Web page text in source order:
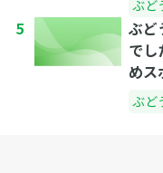
ぶど
5
ぶど
でし
めス
介
ぶど